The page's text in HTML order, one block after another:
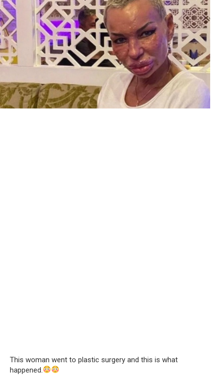
This woman went to plastic surgery and this is what
happened.